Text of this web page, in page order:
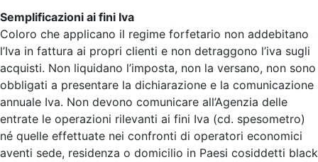
Semplificazioni ai fini Iva
Coloro che applicano il regime forfetario non addebitano
l’Iva in fattura ai propri clienti e non detraggono l’iva sugli
acquisti. Non liquidano l’imposta, non la versano, non sono
obbligati a presentare la dichiarazione e la comunicazione
annuale Iva. Non devono comunicare all’Agenzia delle
entrate le operazioni rilevanti ai fini Iva (cd. spesometro)
né quelle effettuate nei confronti di operatori economici
aventi sede, residenza o domicilio in Paesi cosiddetti black